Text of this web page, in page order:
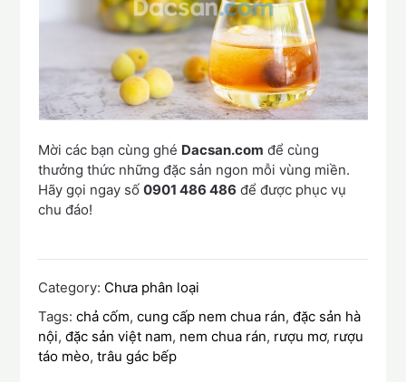
Mời các bạn cùng ghé Dacsan.com để cùng
thưởng thức những đặc sản ngon mỗi vùng miền.
Hãy gọi ngay số0901 486 486 để được phục vụ
chu đáo!
Category: Chưa phân loại
Tags:chả cốm,cung cấp nem chua rán,đặc sản hà
nội,đặc sản việt nam, nem chua rán, rượu mơ, rượu
táo mèo,trâu gác bếp